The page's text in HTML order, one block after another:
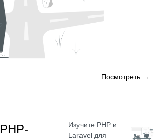
Посмотреть →
РНР-
Изучите PHP и
Laravel для